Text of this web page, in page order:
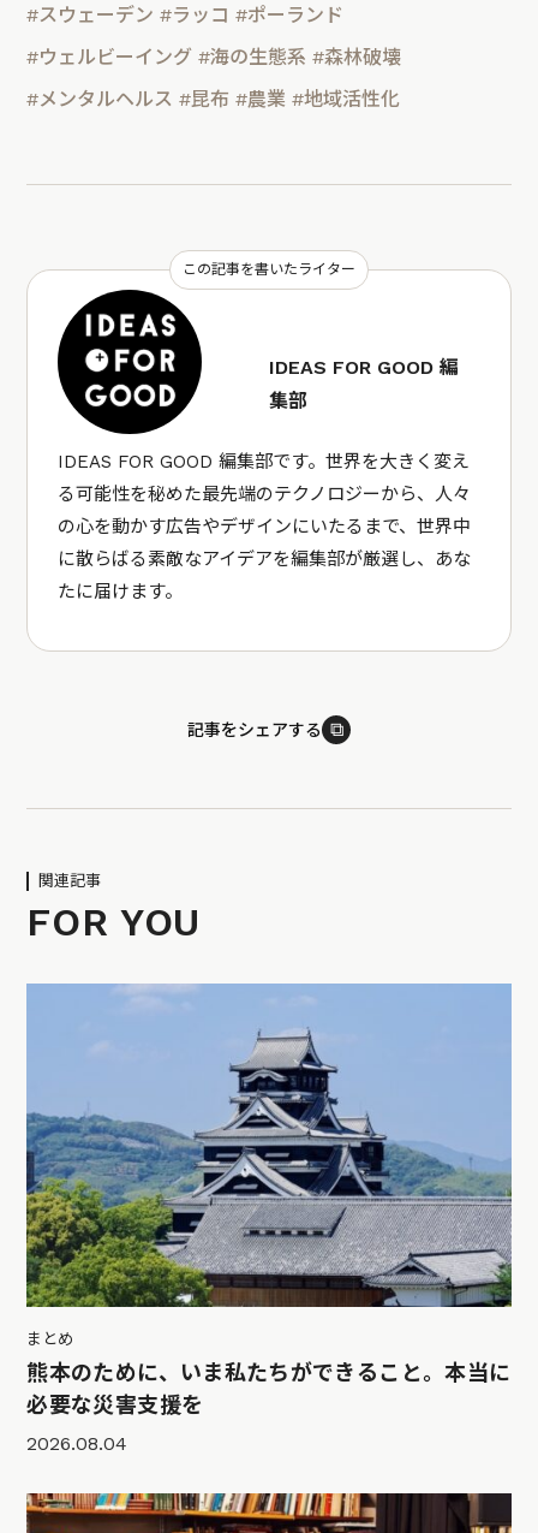
#スウェーデン #ラッコ #ポーランド
#ウェルビーイング #海の生態系 #森林破壊
#メンタルヘルス #昆布 #農業 #地域活性化
この記事を書いたライター
IDEAS FOR GOOD 編
集部
IDEAS FOR GOOD 編集部です。世界を大きく変え
る可能性を秘めた最先端のテクノロジーから、人々
の心を動かす広告やデザインにいたるまで、世界中
に散らばる素敵なアイデアを編集部が厳選し、あな
たに届けます。
記事をシェアする ⧉
関連記事
FOR YOU
まとめ
熊本のために、いま私たちができること。本当に
必要な災害支援を
2026.08.04